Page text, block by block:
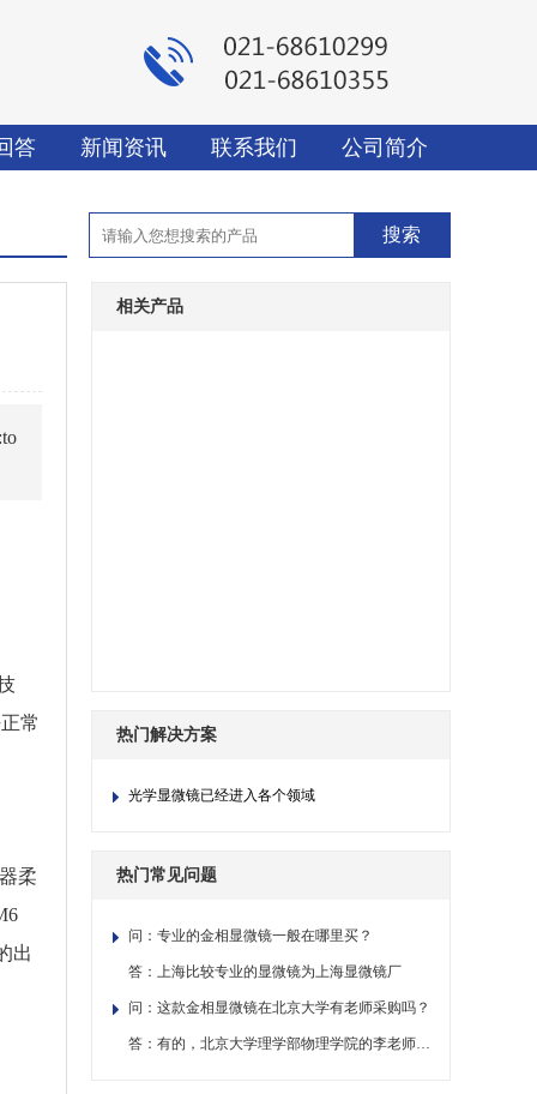
答 新闻资讯 联系我们 公司简介
常
柔
出
相关产品
热门解决方案
光学显微镜已经进入各个领域
热门常见问题
问：专业的金相显微镜一般在哪里买？
答：上海比较专业的显微镜为上海显微镜厂
问：这款金相显微镜在北京大学有老师采购吗？
答：有的，北京大学理学部物理学院的李老师采购过。如果您需要去看或检测样品，您可以直接联系！